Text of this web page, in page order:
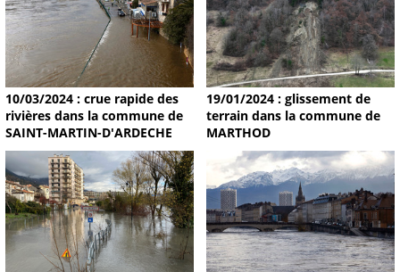
10/03/2024 : crue rapide des
rivières dans la commune de
SAINT-MARTIN-D'ARDECHE
19/01/2024 : glissement de
terrain dans la commune de
MARTHOD